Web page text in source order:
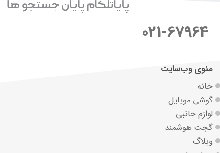
021-67964
منوی وب‌سایت
خانه
گوشی موبایل
لوازم جانبی
گجت هوشمند
وبلاگ